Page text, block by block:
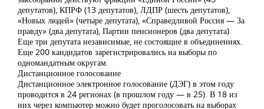
депутатов), КПРФ (13 депутатов), ЛДПР (шесть депутатов),
«Новых людей» (четыре депутата), «Справедливой Россия — За
правду» (два депутата), Партии пенсионеров (два депутата).
Еще три депутата независимые, не состоящие в объединениях.
Еще 200 кандидатов зарегистрировались на выборы по
одномандатным округам.
Дистанционное голосование
Дистанционное электронное голосование (ДЭГ) в этом году
проводится в 24 регионах (в прошлом году — в 25). В 18 из
них через компьютер можно будет проголосовать на выборах